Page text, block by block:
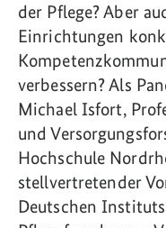
der Pflege? Aber
Einrichtungen
verbessern? Als
Michael Isfort,
und
Hochschule
stellvertretender
Deutschen